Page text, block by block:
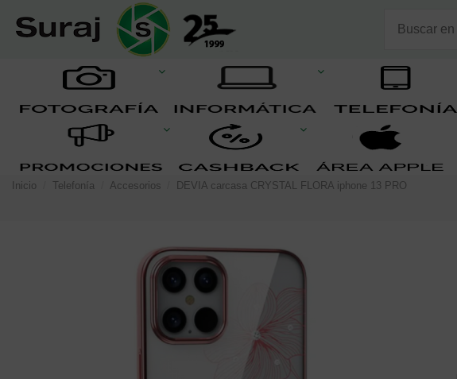
Inicio Telefonía Accesorios DEVIA carcasa CRYSTAL FLORA iphone 13 PRO